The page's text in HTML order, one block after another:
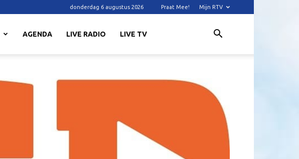
donderdag 6 augustus 2026 Praat Mee! Mijn RTV
AGENDA LIVE RADIO LIVE TV